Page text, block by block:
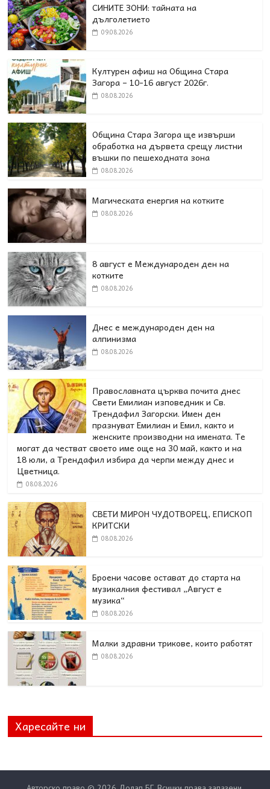
СИНИТЕ ЗОНИ: тайната на
дълголетието
09.08.2026
Културен афиш на Община Стара
Загора – 10-16 август 2026г.
08.08.2026
Община Стара Загора ще извърши
обработка на дървета срещу листни
въшки по пешеходната зона
08.08.2026
Магическата енергия на котките
08.08.2026
8 август е Международен ден на
котките
08.08.2026
Днес е международен ден на
алпинизма
08.08.2026
Православната църква почита днес
Свети Емилиан изповедник и Св.
Трендафил Загорски. Имен ден
празнуват Емилиан и Емил, както и
женските производни на имената. Те
могат да честват своето име още на 30 май, както и на
18 юли, а Трендафил избира да черпи между днес и
Цветница.
08.08.2026
СВЕТИ МИРОН ЧУДОТВОРЕЦ, ЕПИСКОП
КРИТСКИ
08.08.2026
Броени часове остават до старта на
музикалния фестивал „Август е
музика“
08.08.2026
Малки здравни трикове, които работят
08.08.2026
Харесайте ни